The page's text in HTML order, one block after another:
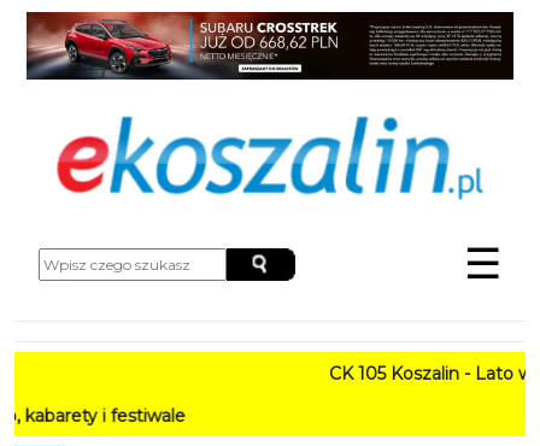
☰
CK 105 Koszalin - Lato w Mieście
i festiwale